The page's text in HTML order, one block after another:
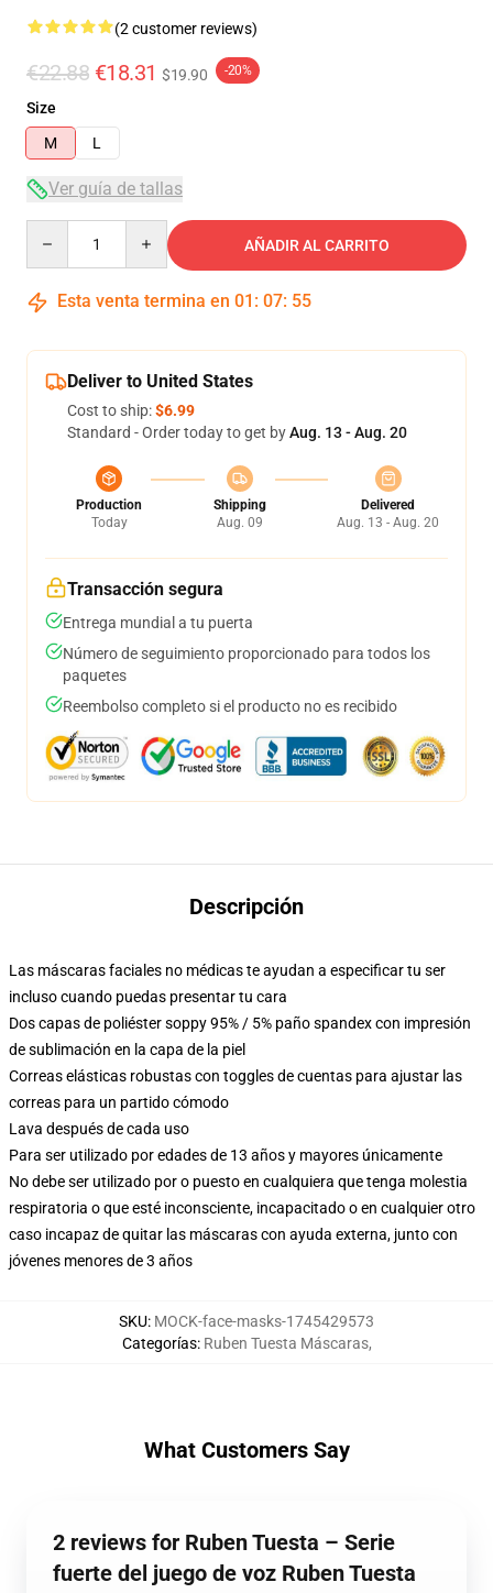
(2 customer reviews)
€22.88 €18.31 $19.90 -20%
Size
M
L
Ver guía de tallas
AÑADIR AL CARRITO
Esta venta termina en 01 : 07: 54
Deliver to United States
Cost to ship:$6.99
Standard - Order today to get byAug. 13 - Aug. 20
Production
Today
Shipping
Aug. 09
Delivered
Aug. 13 - Aug. 20
Transacción segura
Entrega mundial a tu puerta
Número de seguimiento proporcionado para todos los
paquetes
Reembolso completo si el producto no es recibido
Descripción
Las máscaras faciales no médicas te ayudan a especificar tu ser
incluso cuando puedas presentar tu cara
Dos capas de poliéster soppy 95% / 5% paño spandex con impresión
de sublimación en la capa de la piel
Correas elásticas robustas con toggles de cuentas para ajustar las
correas para un partido cómodo
Lava después de cada uso
Para ser utilizado por edades de 13 años y mayores únicamente
No debe ser utilizado por o puesto en cualquiera que tenga molestia
respiratoria o que esté inconsciente, incapacitado o en cualquier otro
caso incapaz de quitar las máscaras con ayuda externa, junto con
jóvenes menores de 3 años
SKU: MOCK-face-masks-1745429573
Categorías: Ruben Tuesta Máscaras,
What Customers Say
2 reviews for Ruben Tuesta – Serie
fuerte del juego de voz Ruben Tuesta